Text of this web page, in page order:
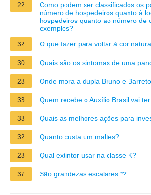
22
Como podem ser classificados os
número de hospedeiros quanto à
hospedeiros quanto ao número de
exemplos?
32
O que fazer para voltar à cor
30 Quais são os sintomas de uma
28 Onde mora a dupla Bruno e
33 Quem recebe o Auxílio Brasil vai
33 Quais as melhores ações para
32 Quanto custa um maltes?
23 Qual extintor usar na classe K?
37 São grandezas escalares *?